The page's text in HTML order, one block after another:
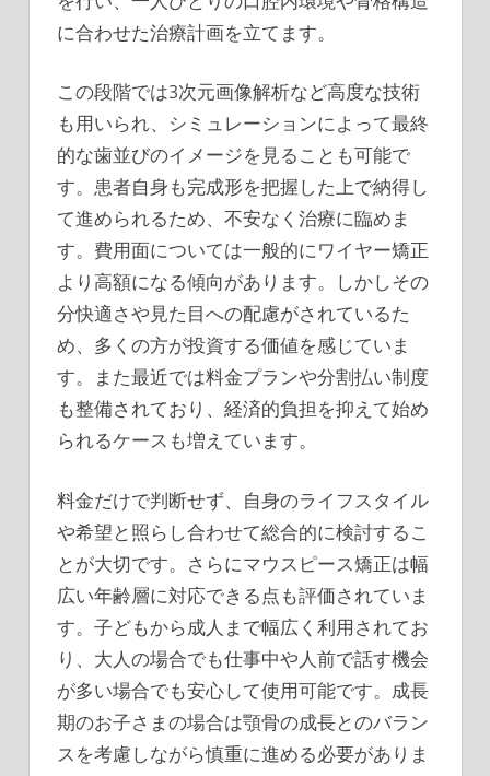
に合わせた治療計画を立てます。
この段階では3次元画像解析など高度な技術
も用いられ、シミュレーションによって最終
的な歯並びのイメージを見ることも可能で
す。患者自身も完成形を把握した上で納得し
て進められるため、不安なく治療に臨めま
す。費用面については一般的にワイヤー矯正
より高額になる傾向があります。しかしその
分快適さや見た目への配慮がされているた
め、多くの方が投資する価値を感じていま
す。また最近では料金プランや分割払い制度
も整備されており、経済的負担を抑えて始め
られるケースも増えています。
料金だけで判断せず、自身のライフスタイル
や希望と照らし合わせて総合的に検討するこ
とが大切です。さらにマウスピース矯正は幅
広い年齢層に対応できる点も評価されていま
す。子どもから成人まで幅広く利用されてお
り、大人の場合でも仕事中や人前で話す機会
が多い場合でも安心して使用可能です。成長
期のお子さまの場合は顎骨の成長とのバラン
スを考慮しながら慎重に進める必要がありま